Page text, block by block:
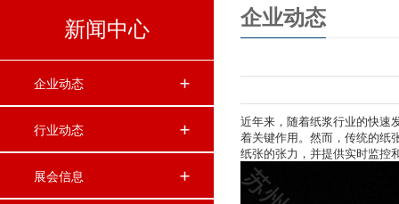
新闻中心
企业动态
行业动态
展会信息
企业动态
近年来，随着纸浆行业的快速
着关键作用。然而，传统的纸
纸张的张力，并提供实时监控